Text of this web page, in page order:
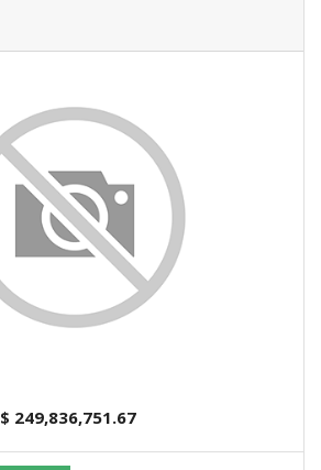
$ 249,836,751.67